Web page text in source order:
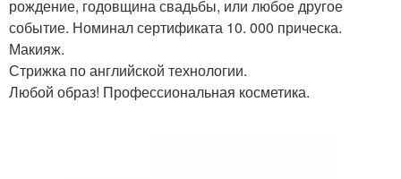
рождение, годовщина свадьбы, или любое другое
событие. Номинал сертификата 10. 000 прическа.
Макияж.
Стрижка по английской технологии.
Любой образ! Профессиональная косметика.